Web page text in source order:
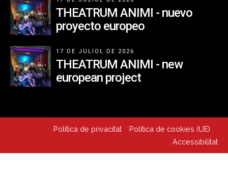
THEATRUM ANIMI - nuevo
proyecto europeo
17 DE JULIOL DE 2026
THEATRUM ANIMI - new
european project
Política de privacitat
Política de cookies (UE)
Accessibilitat